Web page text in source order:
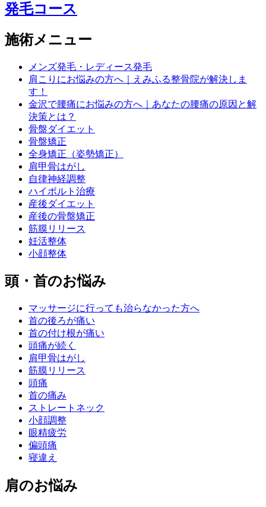
発毛コース
施術メニュー
メンズ発毛・レディース発毛
肩こりにお悩みの方へ｜えみふる整骨院が解決しま
す！
金沢で腰痛にお悩みの方へ｜あなたの腰痛の原因と解
決策とは？
骨盤ダイエット
骨盤矯正
全身矯正（姿勢矯正）
肩甲骨はがし
自律神経調整
ハイボルト治療
産後ダイエット
産後の骨盤矯正
筋膜リリース
妊活整体
小顔整体
頭・首のお悩み
マッサージに行っても治らなかった方へ
首の後ろが痛い
首の付け根が痛い
頭痛が続く
肩甲骨はがし
筋膜リリース
頭痛
首の痛み
ストレートネック
小顔調整
眼精疲労
偏頭痛
寝違え
肩のお悩み